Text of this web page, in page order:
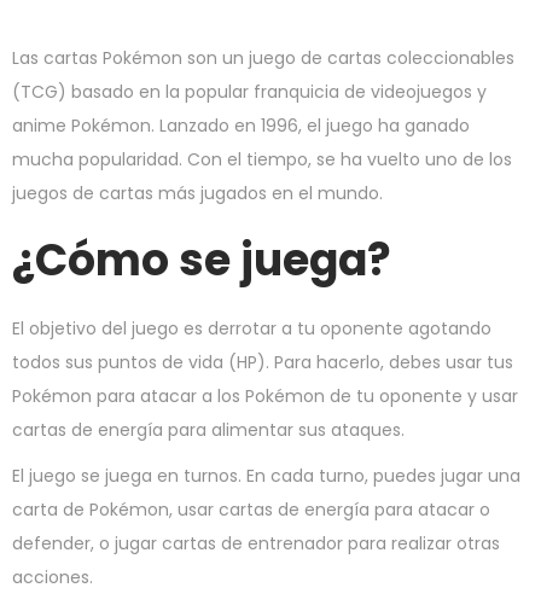
Las cartas Pokémon son un juego de cartas coleccionables
(TCG) basado en la popular franquicia de videojuegos y
anime Pokémon. Lanzado en 1996, el juego ha ganado
mucha popularidad. Con el tiempo, se ha vuelto uno de los
juegos de cartas más jugados en el mundo.
¿Cómo se juega?
El objetivo del juego es derrotar a tu oponente agotando
todos sus puntos de vida (HP). Para hacerlo, debes usar tus
Pokémon para atacar a los Pokémon de tu oponente y usar
cartas de energía para alimentar sus ataques.
El juego se juega en turnos. En cada turno, puedes jugar una
carta de Pokémon, usar cartas de energía para atacar o
defender, o jugar cartas de entrenador para realizar otras
acciones.